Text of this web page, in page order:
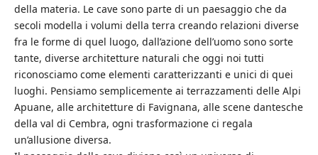
della materia. Le cave sono parte di un paesaggio che da
secoli modella i volumi della terra creando relazioni diverse
fra le forme di quel luogo, dall’azione dell’uomo sono sorte
tante, diverse architetture naturali che oggi noi tutti
riconosciamo come elementi caratterizzanti e unici di quei
luoghi. Pensiamo semplicemente ai terrazzamenti delle Alpi
Apuane, alle architetture di Favignana, alle scene dantesche
della val di Cembra, ogni trasformazione ci regala
un’allusione diversa.